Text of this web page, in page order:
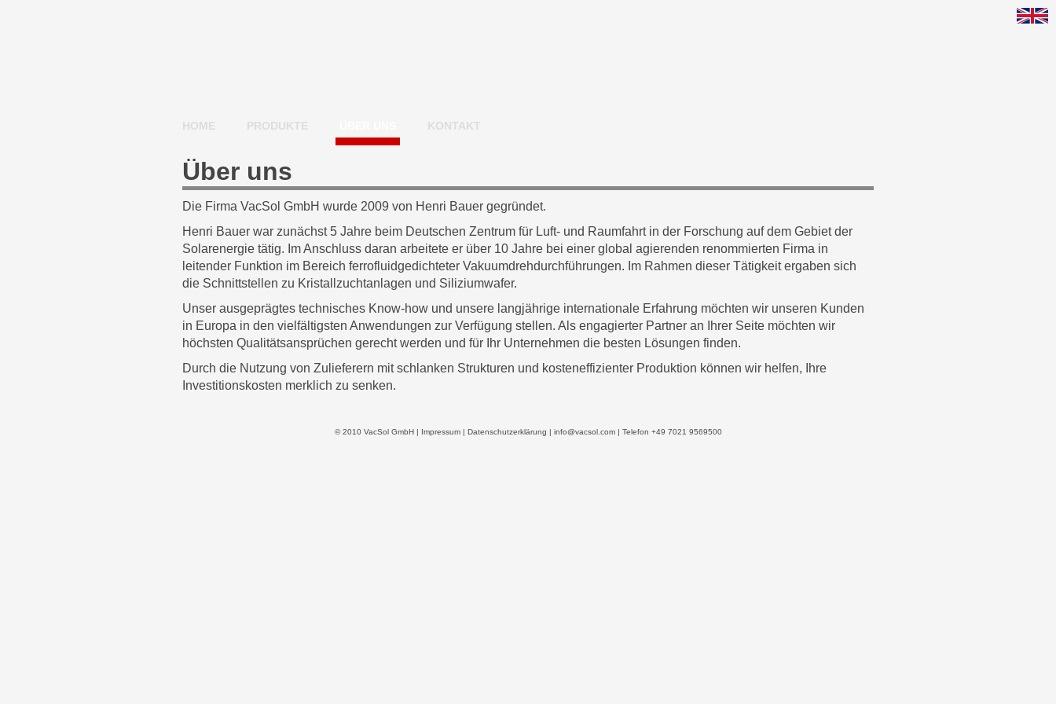
HOME PRODUKTE KONTAKT
Über uns
Die Firma VacSol GmbH wurde 2009 von Henri Bauer gegründet.
Henri Bauer war zunächst 5 Jahre beim Deutschen Zentrum für Luft- und Raumfahrt in der Forschung auf dem Gebiet der
Solarenergie tätig. Im Anschluss daran arbeitete er über 10 Jahre bei einer global agierenden renommierten Firma in
leitender Funktion im Bereich ferrofluidgedichteter Vakuumdrehdurchführungen. Im Rahmen dieser Tätigkeit ergaben sich
die Schnittstellen zu Kristallzuchtanlagen und Siliziumwafer.
Unser ausgeprägtes technisches Know-how und unsere langjährige internationale Erfahrung möchten wir unseren Kunden
in Europa in den vielfältigsten Anwendungen zur Verfügung stellen. Als engagierter Partner an Ihrer Seite möchten wir
höchsten Qualitätsansprüchen gerecht werden und für Ihr Unternehmen die besten Lösungen finden.
Durch die Nutzung von Zulieferern mit schlanken Strukturen und kosteneffizienter Produktion können wir helfen, Ihre
Investitionskosten merklich zu senken.
© 2010 VacSol GmbH | Impressum| Datenschutzerklärung | info@vacsol.com| Telefon +49 7021 9569500